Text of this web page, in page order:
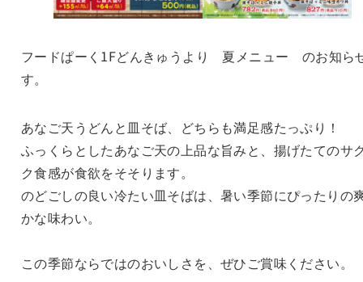
フードぱーく1Fどんきゅうより 夏メニュー のお知ら
す。
あなご天うどんと皿そば、どちらも満足感たっぷり！
ふっくらとしたあなご天の上品な旨みと、揚げたてのサ
ク食感が食欲をそそります。
のどごしの良い冷たい皿そばは、暑い季節にぴったりの
かな味わい。
この季節ならではのおいしさを、ぜひご賞味ください。